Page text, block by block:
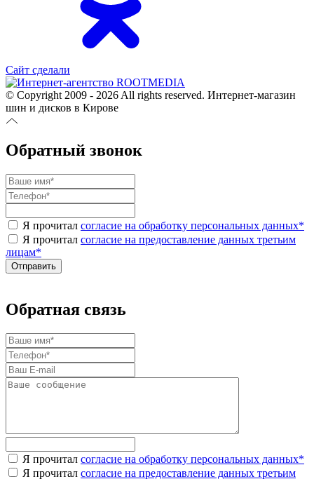
Сайт сделали
© Copyright 2009 - 2026 All rights reserved. Интернет-магазин
шин и дисков в Кирове
Обратный звонок
Я прочитал согласие на обработку персональных данных*
Я прочитал согласие на предоставление данных третьим
лицам*
Обратная связь
Я прочитал согласие на обработку персональных данных*
Я прочитал согласие на предоставление данных третьим